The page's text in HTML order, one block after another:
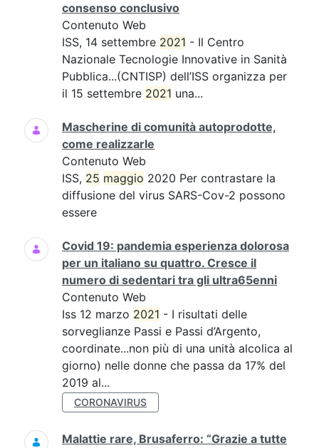
consenso conclusivo
Contenuto Web
ISS, 14 settembre 2021 - Il Centro
Nazionale Tecnologie Innovative in Sanità
Pubblica...(CNTISP) dell’ISS organizza per
il 15 settembre 2021 una...
Mascherine di comunità autoprodotte,
come realizzarle
Contenuto Web
ISS, 25 maggio 2020 Per contrastare la
diffusione del virus SARS-Cov-2 possono
essere
Covid 19: pandemia esperienza dolorosa
per un italiano su quattro. Cresce il
numero di sedentari tra gli ultra65enni
Contenuto Web
Iss 12 marzo 2021 - I risultati delle
sorveglianze Passi e Passi d’Argento,
coordinate...non più di una unità alcolica al
giorno) nelle donne che passa da 17% del
2019 al...
CORONAVIRUS
Malattie rare, Brusaferro: “Grazie a tutte